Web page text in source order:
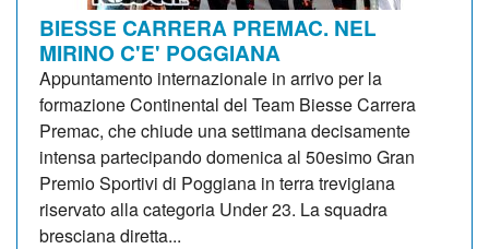
BIESSE CARRERA PREMAC. NEL
MIRINO C'E' POGGIANA
Appuntamento internazionale in arrivo per la
formazione Continental del Team Biesse Carrera
Premac, che chiude una settimana decisamente
intensa partecipando domenica al 50esimo Gran
Premio Sportivi di Poggiana in terra trevigiana
riservato alla categoria Under 23. La squadra
bresciana diretta...